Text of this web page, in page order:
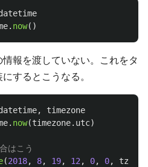
. now()
報を渡していない。これをタ
するとこうなる。
,
timezone
. now(timezone. utc)
(2018, 8, 19, 12 , 0, 0, tzinfo